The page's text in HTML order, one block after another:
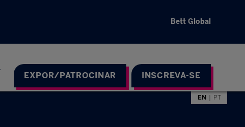
Bett Global
EXPOR/PATROCINAR INSCREVA-SE
EN PT